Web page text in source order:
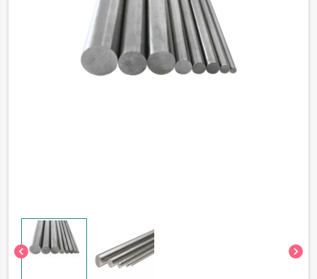
chevron_left chevron_right